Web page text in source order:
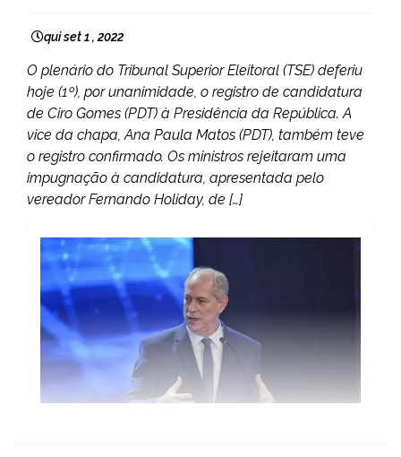
qui set 1 , 2022
O plenário do Tribunal Superior Eleitoral (TSE) deferiu
hoje (1º), por unanimidade, o registro de candidatura
de Ciro Gomes (PDT) à Presidência da República. A
vice da chapa, Ana Paula Matos (PDT), também teve
o registro confirmado. Os ministros rejeitaram uma
impugnação à candidatura, apresentada pelo
vereador Fernando Holiday, de […]